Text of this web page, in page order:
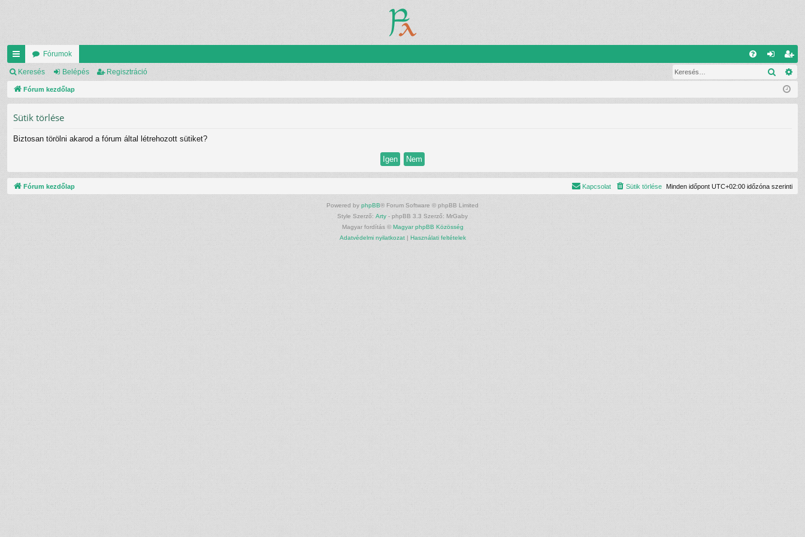
yo
rs
k
Fórumok
el eg
is
Keresés Belépés Regisztráció
Fórum kezdőlap
Sütik törlése
Biztosan törölni akarod a fórum által létrehozott sütiket?
Fórum kezdőlap Minden időpont UTC+02:00 időzóna szerinti
Sütik törlése
Kapcsolat
Powered by phpBB® Forum Software © phpBB Limited
Style Szerző: Arty - phpBB 3.3 Szerző: MrGaby
Magyar fordítás © Magyar phpBB Közösség
Adatvédelmi nyilatkozat| Használati feltételek